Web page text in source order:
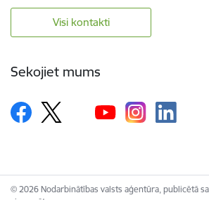
Visi kontakti
Sekojiet mums
© 2026 Nodarbinātības valsts aģentūra, publicētā